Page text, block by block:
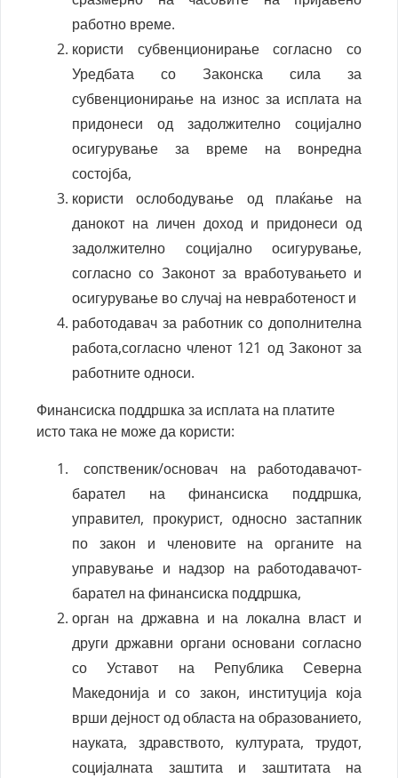
работно време.
користи субвенционирање согласно со
Уредбата со Законска сила за
субвенционирање на износ за исплата на
придонеси од задолжително социјално
осигурување за време на вонредна
состојба,
користи ослободување од плаќање на
данокот на личен доход и придонеси од
задолжително социјално осигурување,
согласно со Законот за вработувањето и
осигурување во случај на невработеност и
работодавач за работник со дополнителна
работа,согласно членот 121 од Законот за
работните односи.
Финансиска поддршка за исплата на платите
исто така не може да користи:
сопственик/основач на работодавачот-
барател на финансиска поддршка,
управител, прокурист, односно застапник
по закон и членовите на органите на
управување и надзор на работодавачот-
барател на финансиска поддршка,
орган на државна и на локална власт и
други државни органи основани согласно
со Уставот на Република Северна
Македонија и со закон, институција која
врши дејност од областа на образованието,
науката, здравството, културата, трудот,
социјалната заштита и заштитата на